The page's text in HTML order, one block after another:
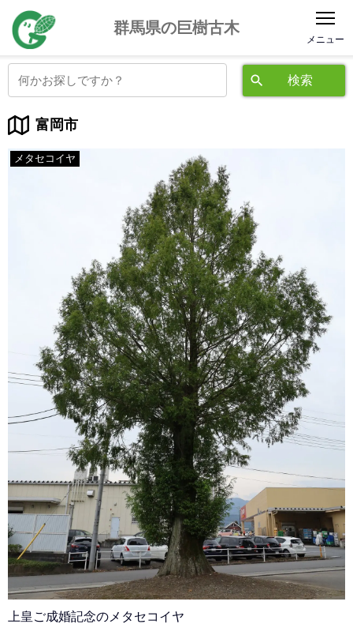
群馬県の巨樹古木
富岡市
メタセコイヤ
上皇ご成婚記念のメタセコイヤ